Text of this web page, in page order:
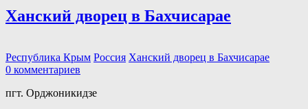
Ханский дворец в Бахчисарае
Республика Крым Россия Ханский дворец в Бахчисарае
0 комментариев
пгт. Орджоникидзе